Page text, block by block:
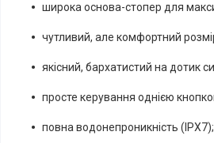
широка основа-стопер для
чутливий, але комфортний
якісний, бархатистий на дотик
просте керування однією
повна водонепроникність (IPX7);